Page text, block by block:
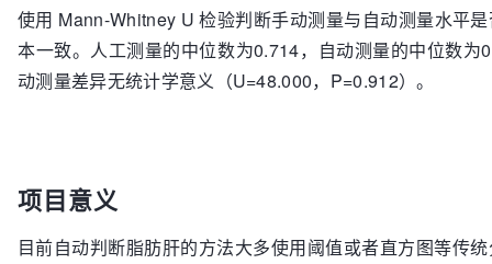
使用 Mann-Whitney U 检验判断手动测量与自动测量水平
本一致。人工测量的中位数为0.714，自动测量的中位数
动测量差异无统计学意义（U=48.000，P=0.912）。
项目意义
目前自动判断脂肪肝的方法大多使用阈值或者直方图等传